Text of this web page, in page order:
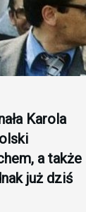
Karola
a także
już dziś